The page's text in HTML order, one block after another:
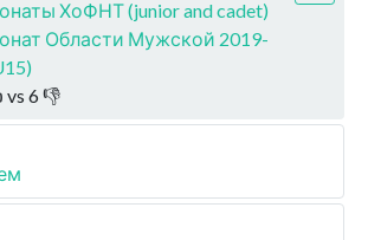
ХоФНТ (junior and cadet)
Области Мужской 2019-
vs 6👎